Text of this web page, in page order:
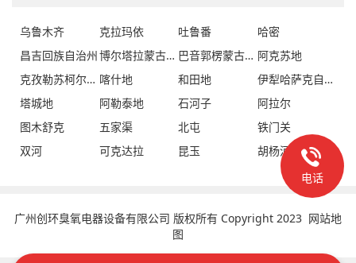
乌鲁木齐 克拉玛依 吐鲁番
哈密
昌吉回族自治州
博尔塔拉蒙古自治州 巴音郭楞蒙古自治州 阿克苏地
克孜勒苏柯尔克孜自治州 喀什地 和田地
伊犁哈萨克自治州
塔城地
阿勒泰地 石河子
阿拉尔
图木舒克
五家渠 北屯
铁门关
双河
可克达拉 昆玉 胡杨河
广州创环臭氧电器设备有限公司 版权所有 Copyright 2023 网站地
图
电话